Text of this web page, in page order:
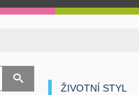
ŽIVOTNÍ STYL